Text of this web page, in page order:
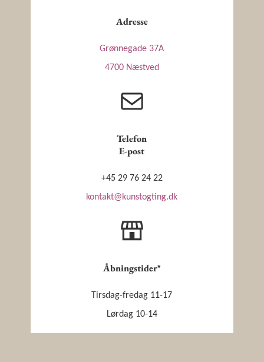
Adresse
Grønnegade 37A
4700 Næstved
Telefon
E-post
+45 29 76 24 22
kontakt@kunstogting.dk
Åbningstider*
Tirsdag-fredag 11-17
Lørdag 10-14